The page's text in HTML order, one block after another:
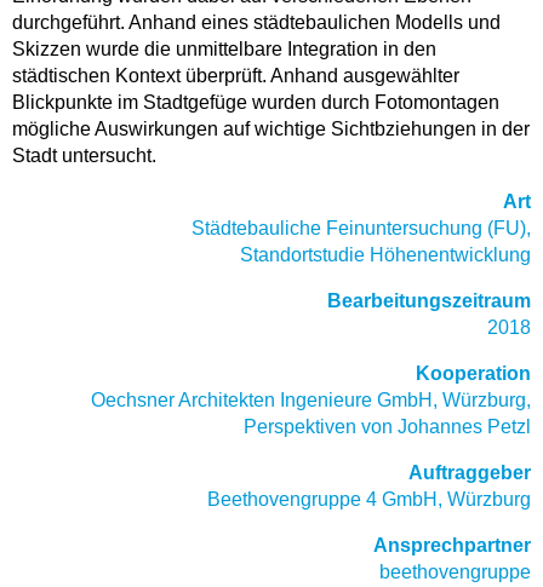
durchgeführt. Anhand eines städtebaulichen Modells und
Skizzen wurde die unmittelbare Integration in den
städtischen Kontext überprüft. Anhand ausgewählter
Blickpunkte im Stadtgefüge wurden durch Fotomontagen
mögliche Auswirkungen auf wichtige Sichtbziehungen in der
Stadt untersucht.
Art
Städtebauliche Feinuntersuchung (FU),
Standortstudie Höhenentwicklung
Bearbeitungszeitraum
2018
Kooperation
Oechsner Architekten Ingenieure GmbH, Würzburg,
Perspektiven von Johannes Petzl
Auftraggeber
Beethovengruppe 4 GmbH, Würzburg
Ansprechpartner
beethovengruppe